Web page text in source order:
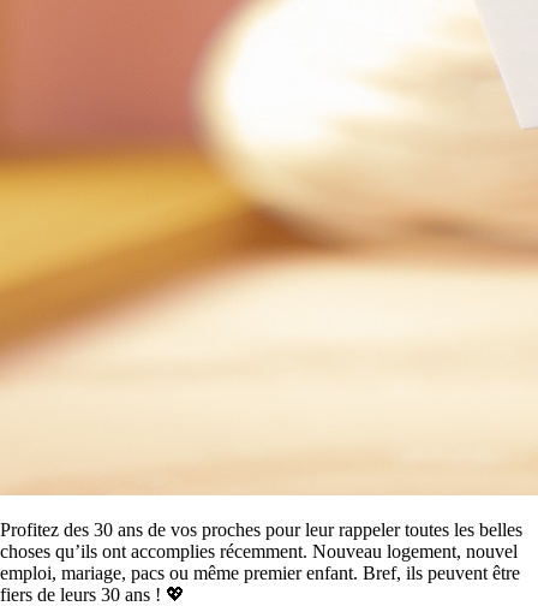
Profitez des 30 ans de vos proches pour leur rappeler toutes les belles
choses qu’ils ont accomplies récemment. Nouveau logement, nouvel
emploi, mariage, pacs ou même premier enfant. Bref, ils peuvent être
fiers de leurs 30 ans ! 💖